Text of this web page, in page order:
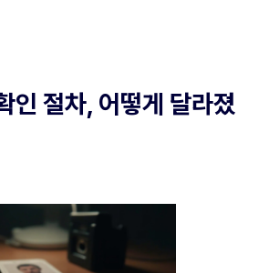
인 절차, 어떻게 달라졌